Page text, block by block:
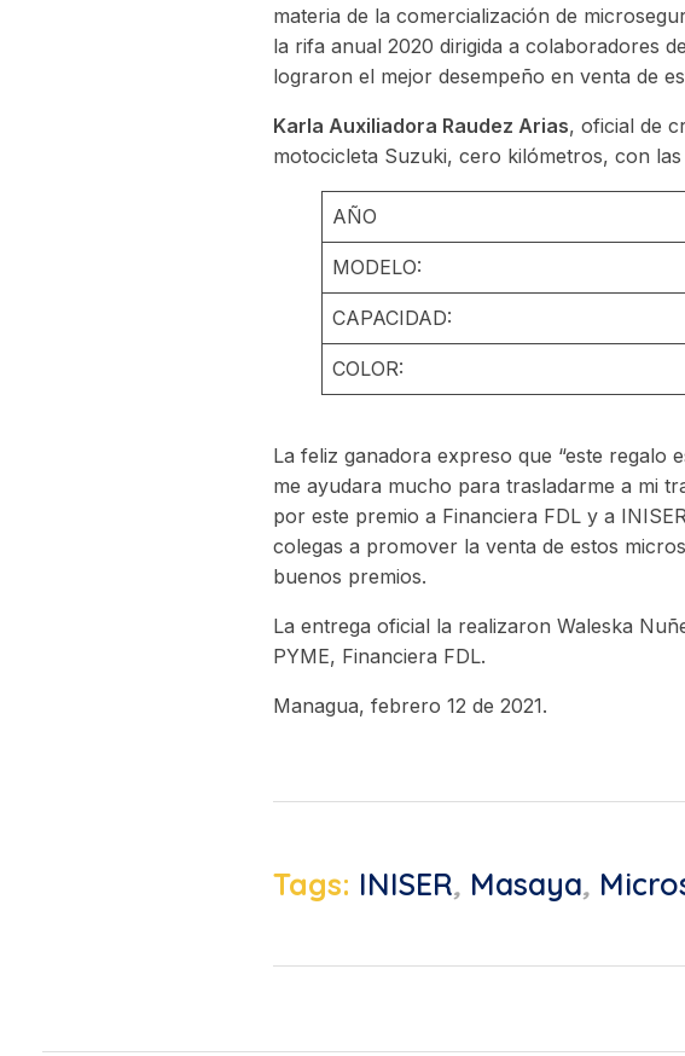
materia de la comercialización de
la rifa anual 2020 dirigida a colaboradores
lograron el mejor desempeño en venta de
Karla Auxiliadora Raudez Arias, oficial de
motocicleta Suzuki, cero kilómetros, con
AÑO
MODELO:
CAPACIDAD:
COLOR:
La feliz ganadora expreso que “este
me ayudara mucho para trasladarme a mi
por este premio a Financiera FDL y a
colegas a promover la venta de estos
buenos premios.
La entrega oficial la realizaron Waleska
PYME, Financiera FDL.
Managua, febrero 12 de 2021.
Tags: INISER, Masaya,